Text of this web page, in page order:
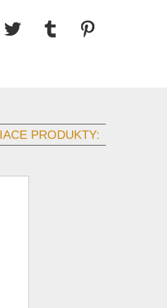
PRODUKTY: